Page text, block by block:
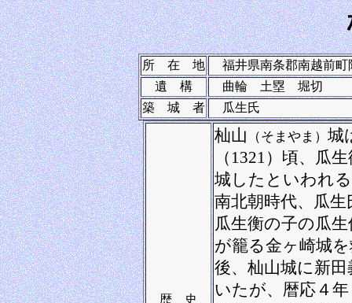
所 在 地
福井県南条郡南越前町
遺 構
曲輪 土塁 堀切
築 城 者
瓜生氏
歴 史
杣山 （そまやま） 城
（1321）頃、瓜
城したといわれ
南北朝時代、瓜
瓜生衡の子の瓜
が籠る金ヶ崎城
後、杣山城に新
いたが、暦応４